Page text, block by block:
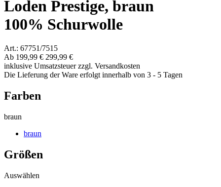
Loden Prestige, braun
100% Schurwolle
Art.: 67751/7515
Ab 199,99 € 299,99 €
inklusive Umsatzsteuer zzgl. Versandkosten
Die Lieferung der Ware erfolgt innerhalb von 3 - 5 Tagen
Farben
braun
braun
Größen
Auswählen